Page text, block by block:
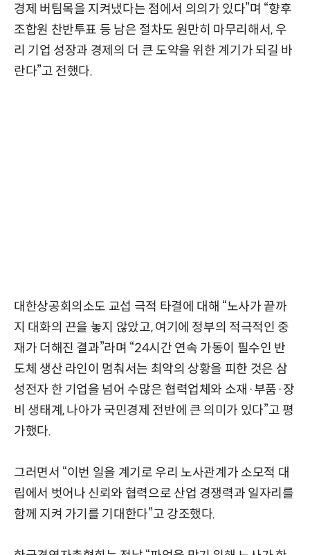
경제 버팀목을 지켜냈다는 점에서 의의가 있다”며 “향후
조합원 찬반투표 등 남은 절차도 원만히 마무리해서, 우
리 기업 성장과 경제의 더 큰 도약을 위한 계기가 되길 바
란다”고 전했다.
대한상공회의소도 교섭 극적 타결에 대해 “노사가 끝까
지 대화의 끈을 놓지 않았고, 여기에 정부의 적극적인 중
재가 더해진 결과”라며 “24시간 연속 가동이 필수인 반
도체 생산 라인이 멈춰서는 최악의 상황을 피한 것은 삼
성전자 한 기업을 넘어 수많은 협력업체와 소재·부품·장
비 생태계, 나아가 국민경제 전반에 큰 의미가 있다”고 평
가했다.
그러면서 “이번 일을 계기로 우리 노사관계가 소모적 대
립에서 벗어나 신뢰와 협력으로 산업 경쟁력과 일자리를
함께 지켜 가기를 기대한다”고 강조했다.